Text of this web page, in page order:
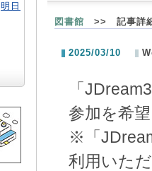
明日
図書館 >> 記事詳
2025/03/10
「
参加を希
※「
利用いた